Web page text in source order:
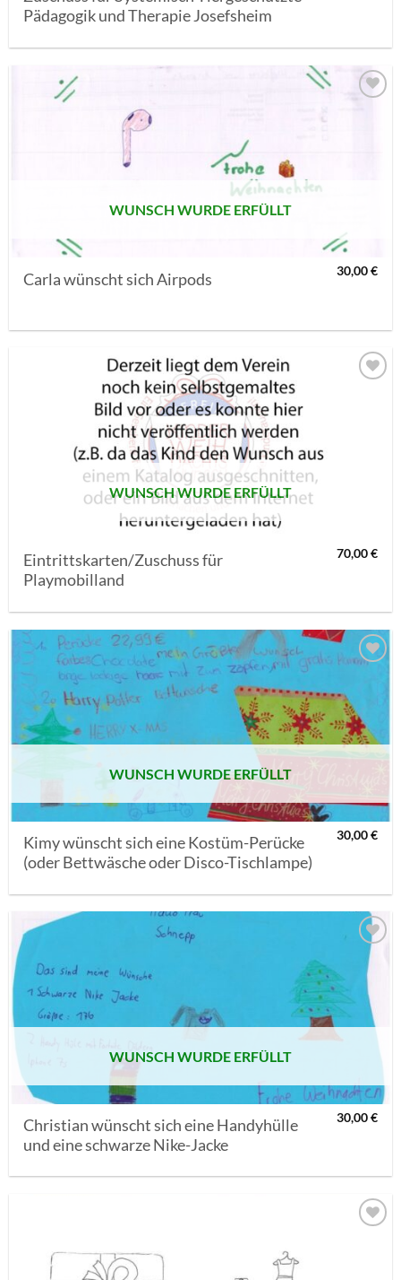
Pädagogik und Therapie Josefsheim
WUNSCH WURDE ERFÜLLT
Carla wünscht sich Airpods 30,00€
WUNSCH WURDE ERFÜLLT
Eintrittskarten/Zuschuss für
Playmobilland
70,00€
AUF MEINE
MERKLISTE
SETZEN
WUNSCH WURDE ERFÜLLT
Kimy wünscht sich eine Kostüm-Perücke
(oder Bettwäsche oder Disco-Tischlampe)
30,00€
AUF MEINE
MERKLISTE
SETZEN
WUNSCH WURDE ERFÜLLT
Christian wünscht sich eine Handyhülle
und eine schwarze Nike-Jacke
30,00€